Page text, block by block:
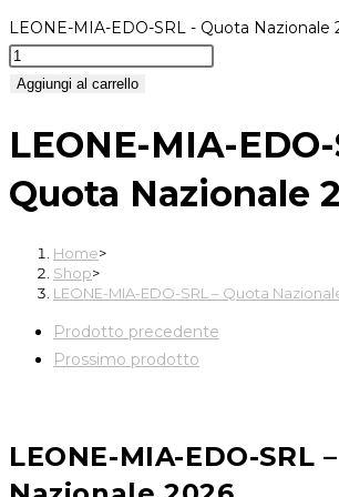
LEONE-MIA-EDO-SRL - Quota Nazionale
Aggiungi al carrello
LEONE-MIA-EDO-
Quota Nazionale
Home>
Shop>
LEONE-MIA-EDO-SRL – Quota
Prodotto precedente
Prossimo prodotto
LEONE-MIA-EDO-SRL